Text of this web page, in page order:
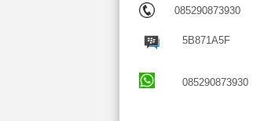
085290873930
5B871A5F
085290873930